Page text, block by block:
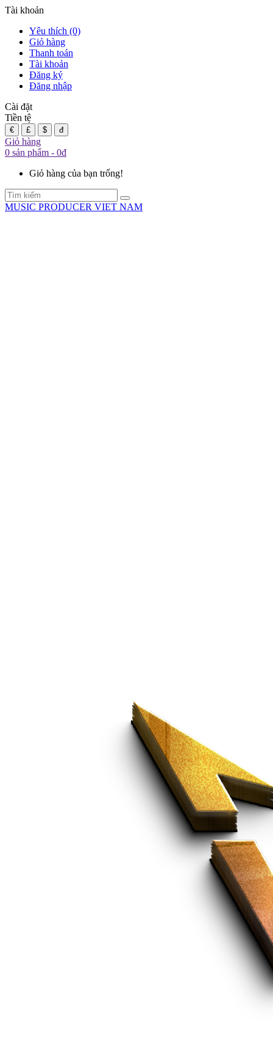
Tài khoản
Yêu thích (0)
Giỏ hàng
Thanh toán
Tài khoản
Đăng ký
Đăng nhập
Cài đặt
Tiền tệ
€ £ $ đ
Giỏ hàng
0 sản phẩm - 0đ
Giỏ hàng của bạn trống!
MUSIC PRODUCER VIET NAM